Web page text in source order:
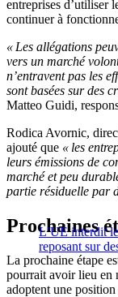
entreprises d’utiliser
continuer à
« Les allégations
vers un marché
n’entravent pas les
sont basées sur des
Matteo Guidi,
Rodica Avornic,
ajouté que « les
leurs émissions de
marché et peu
partie résiduelle par
L’UE interdit
reposant sur
Prochaines
La prochaine étape
pourrait avoir lieu en
adoptent une